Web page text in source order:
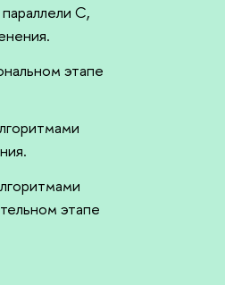
C,
этапе
этапе